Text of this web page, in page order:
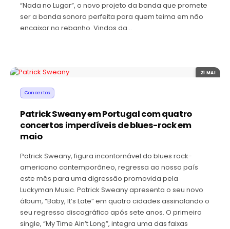
“Nada no Lugar”, o novo projeto da banda que promete
ser a banda sonora perfeita para quem teima em não
encaixar no rebanho. Vindos da…
21 MAI
Concertos
Patrick Sweany em Portugal com quatro
concertos imperdíveis de blues-rock em
maio
Patrick Sweany, figura incontornável do blues rock-
americano contemporâneo, regressa ao nosso país
este mês para uma digressão promovida pela
Luckyman Music. Patrick Sweany apresenta o seu novo
álbum, “Baby, It’s Late” em quatro cidades assinalando o
seu regresso discográfico após sete anos. O primeiro
single, “My Time Ain’t Long”, integra uma das faixas